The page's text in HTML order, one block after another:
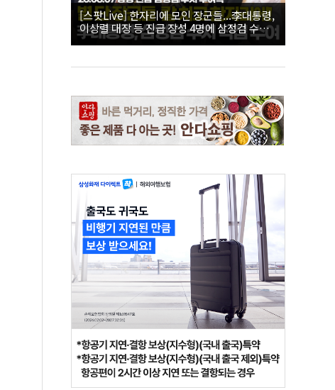
[스팟Live] 한자리에 모인 장군들...李대통령,
이상렬 대장 등 진급 장성 4명에 삼정검 수치
직접 수여｜26.08.07 장성 진급·삼정검 수치